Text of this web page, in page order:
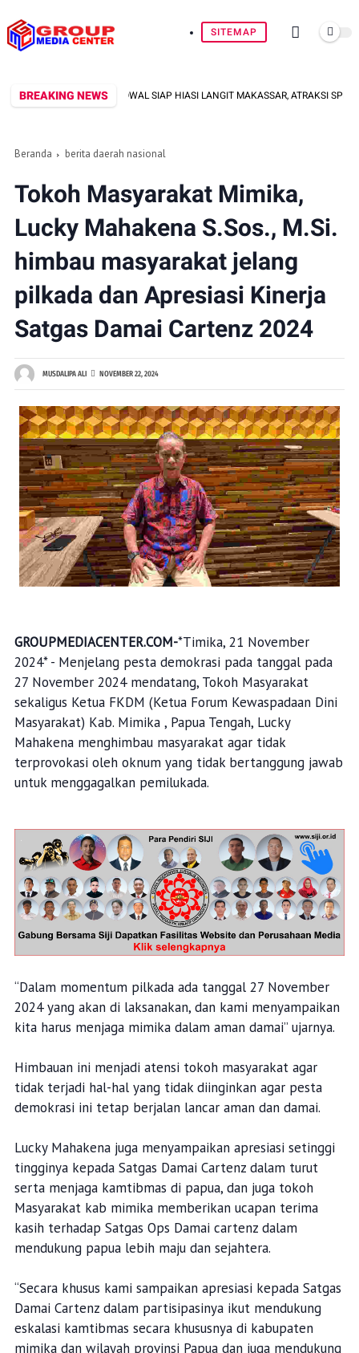
SITEMAP
BREAKING NEWS
DAN SRIKANDI KOWAL SIAP HIASI LANGIT MAKASSAR, ATRAKSI
Beranda berita daerah nasional
Tokoh Masyarakat Mimika,
Lucky Mahakena S.Sos., M.Si.
himbau masyarakat jelang
pilkada dan Apresiasi Kinerja
Satgas Damai Cartenz 2024
MUSDALIPA ALI NOVEMBER 22, 2024
GROUPMEDIACENTER.COM-*Timika, 21 November
2024* - Menjelang pesta demokrasi pada tanggal pada
27 November 2024 mendatang, Tokoh Masyarakat
sekaligus Ketua FKDM (Ketua Forum Kewaspadaan Dini
Masyarakat) Kab. Mimika , Papua Tengah, Lucky
Mahakena menghimbau masyarakat agar tidak
terprovokasi oleh oknum yang tidak bertanggung jawab
untuk menggagalkan pemilukada.
“Dalam momentum pilkada ada tanggal 27 November
2024 yang akan di laksanakan, dan kami menyampaikan
kita harus menjaga mimika dalam aman damai” ujarnya.
Himbauan ini menjadi atensi tokoh masyarakat agar
tidak terjadi hal-hal yang tidak diinginkan agar pesta
demokrasi ini tetap berjalan lancar aman dan damai.
Lucky Mahakena juga menyampaikan apresiasi setinggi
tingginya kepada Satgas Damai Cartenz dalam turut
serta menjaga kamtibmas di papua, dan juga tokoh
Masyarakat kab mimika memberikan ucapan terima
kasih terhadap Satgas Ops Damai cartenz dalam
mendukung papua lebih maju dan sejahtera.
“Secara khusus kami sampaikan apresiasi kepada Satgas
Damai Cartenz dalam partisipasinya ikut mendukung
eskalasi kamtibmas secara khususnya di kabupaten
mimika dan wilayah provinsi Papua dan juga mendukung